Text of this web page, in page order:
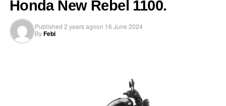
Honda New Rebel 1100.
Published 2 years agoon 16 June 2024
ByFebi